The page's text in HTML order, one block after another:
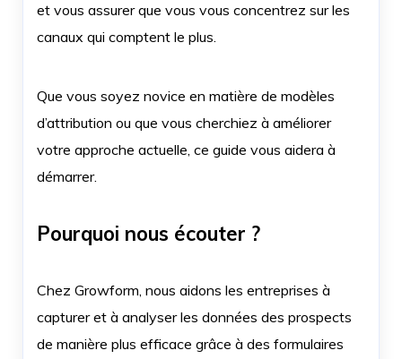
et vous assurer que vous vous concentrez sur les
canaux qui comptent le plus.
Que vous soyez novice en matière de modèles
d’attribution ou que vous cherchiez à améliorer
votre approche actuelle, ce guide vous aidera à
démarrer.
Pourquoi nous écouter ?
Chez Growform, nous aidons les entreprises à
capturer et à analyser les données des prospects
de manière plus efficace grâce à des formulaires